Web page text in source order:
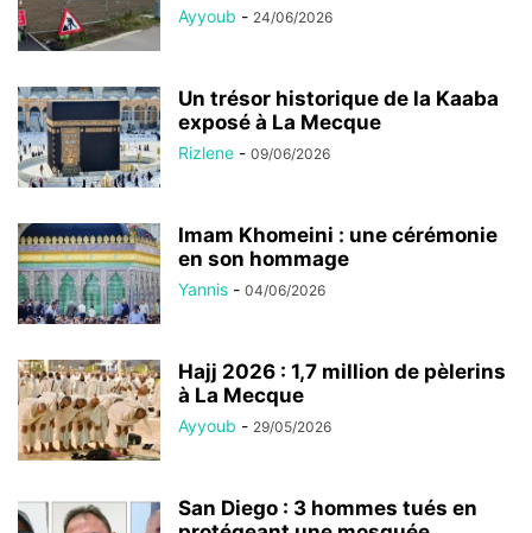
Ayyoub - 24/06/2026
Un trésor historique de la Kaaba
exposé à La Mecque
Rizlene - 09/06/2026
Imam Khomeini : une cérémonie
en son hommage
Yannis - 04/06/2026
Hajj 2026 : 1,7 million de pèlerins
à La Mecque
Ayyoub - 29/05/2026
San Diego : 3 hommes tués en